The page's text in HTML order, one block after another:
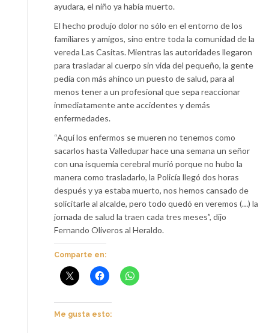
ayudara, el niño ya había muerto.
El hecho produjo dolor no sólo en el entorno de los
familiares y amigos, sino entre toda la comunidad de la
vereda Las Casitas. Mientras las autoridades llegaron
para trasladar al cuerpo sin vida del pequeño, la gente
pedía con más ahínco un puesto de salud, para al
menos tener a un profesional que sepa reaccionar
inmediatamente ante accidentes y demás
enfermedades.
“Aquí los enfermos se mueren no tenemos como
sacarlos hasta Valledupar hace una semana un señor
con una isquemia cerebral murió porque no hubo la
manera como trasladarlo, la Policía llegó dos horas
después y ya estaba muerto, nos hemos cansado de
solicitarle al alcalde, pero todo quedó en veremos (…) la
jornada de salud la traen cada tres meses”, dijo
Fernando Oliveros al Heraldo.
Comparte en:
Me gusta esto: